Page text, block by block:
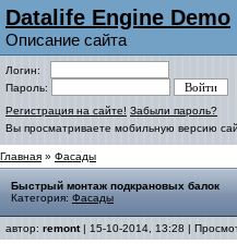
Datalife Engine Demo
Описание сайта
Логин:
Пароль:
Регистрация на сайте! Забыли пароль?
Вы просматриваете мобильную версию
Главная » Фасады
Быстрый монтаж подкрановых балок
Категория: Фасады
автор: remont| 15-10-2014, 13:28 |